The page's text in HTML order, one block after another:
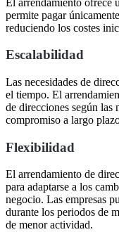
permite pagar
reduciendo los costes
Escalabilidad
Las necesidades de
el tiempo. El
de direcciones según las
compromiso a largo
Flexibilidad
El arrendamiento de
para adaptarse a los
negocio. Las empresas
durante los periodos de
de menor actividad.